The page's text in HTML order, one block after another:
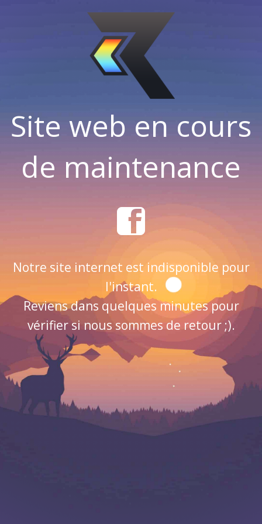
Site web en cours
de maintenance
Notre site internet est indisponible pour
l'instant.
Reviens dans quelques minutes pour
vérifier si nous sommes de retour ;).